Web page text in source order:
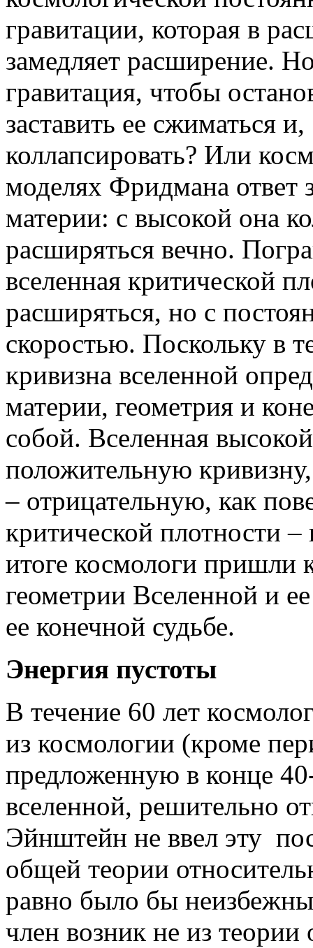
гравитации, которая в
замедляет расширение.
гравитация, чтобы
заставить ее сжиматься
коллапсировать? Или
моделях Фридмана ответ
материи: с высокой она
расширяться вечно.
вселенная критической
расширяться, но с
скоростью. Поскольку в
кривизна вселенной
материи, геометрия и
собой. Вселенная
положительную
– отрицательную, как
критической плотности
итоге космологи пришли
геометрии Вселенной и
ее конечной судьбе.
Энергия пустоты
В течение 60 лет
из космологии (кроме
предложенную в конце
вселенной, решительно
Эйнштейн не ввел эту
общей теории
равно было бы
член возник не из теории